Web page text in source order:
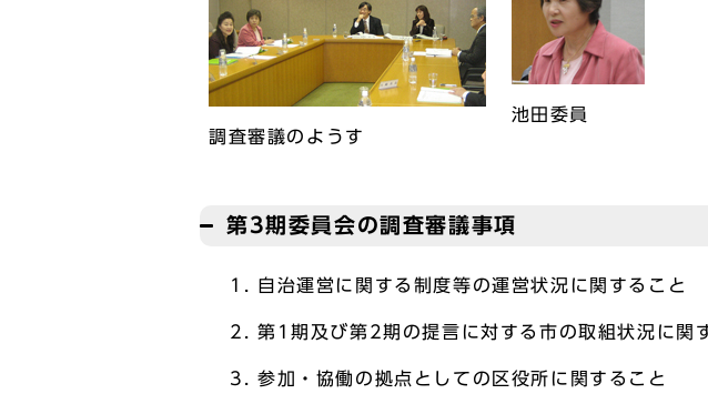
調査審議のようす
池田委員
第3期委員会の調査審議事項
自治運営に関する制度等の運営状況に関すること
第1期及び第2期の提言に対する市の取組状況に関
参加・協働の拠点としての区役所に関すること